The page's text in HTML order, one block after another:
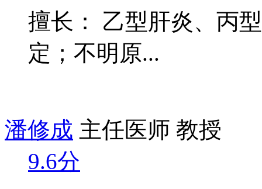
擅长： 乙型肝炎、丙
定；不明原...
潘修成 主任医师 教授
9.6分